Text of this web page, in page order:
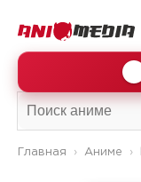
Главная Аниме